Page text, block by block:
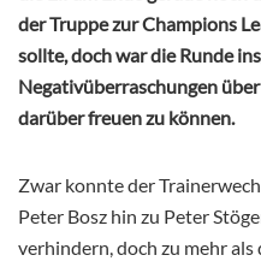
der Truppe zur Champions
sollte, doch war die Runde
Negativüberraschungen
darüber freuen zu können.
Zwar konnte der
Peter Bosz hin zu Peter
verhindern, doch zu mehr